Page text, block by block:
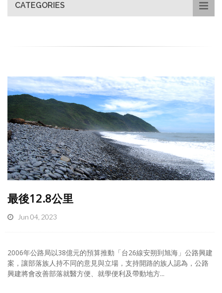
CATEGORIES
最後12.8公里
Jun 04, 2023
2006年公路局以38億元的預算推動「台26線安朔到旭海」公路興建
案，讓部落族人持不同的意見與立場，支持開路的族人認為，公路
興建將會改善部落就醫方便、就學便利及帶動地方...